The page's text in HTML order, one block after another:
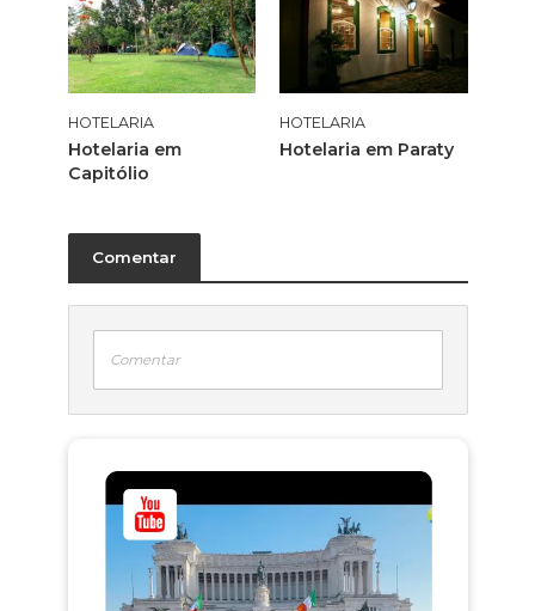
HOTELARIA
Hotelaria em
Capitólio
HOTELARIA
Hotelaria em Paraty
Comentar
Comentar